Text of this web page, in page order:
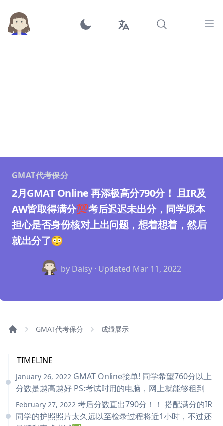
GMAT代考保分
2月GMAT Online 再添极高分790分！ 且IR及
AW皆取得满分💯考后迟迟未出分，同学原本
担心是否身份核对上出问题，想着想着，然后
就出分了😳
by Daisy · Updated Mar 11, 2022
GMAT代考保分 成绩展示
TIMELINE
January 26, 2022 GMAT Online接单! 同学希望760分以上
分数是越高越好 PS:考试时用的电脑，网上就能够租到
February 27, 2022 考后分数直出790分！！ 搭配满分的IR
同学的护照照片太久远以至检录过程将近1小时，不过还